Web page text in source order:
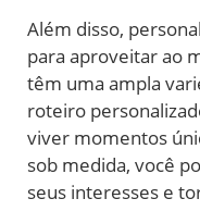
Além disso,
para aproveitar ao
têm uma ampla
roteiro
viver momentos
sob medida, você
seus interesses e